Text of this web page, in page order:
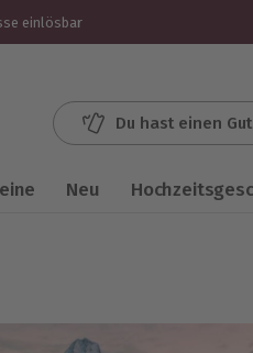
einlösbar
Du hast einen
Neu